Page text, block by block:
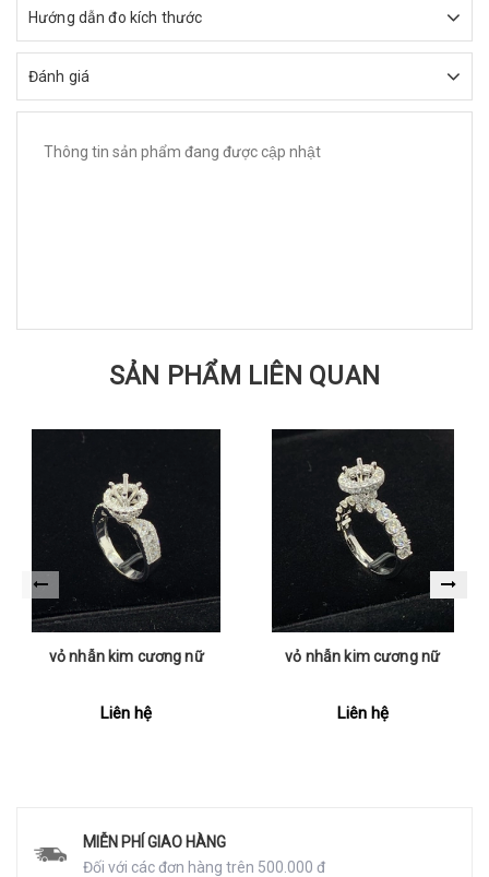
Hướng dẫn đo kích thước
Đánh giá
Thông tin sản phẩm đang được cập nhật
SẢN PHẨM LIÊN QUAN
vỏ nhẫn kim cương nữ
Liên hệ
vỏ nhẫn kim cương nữ
Liên hệ
MIỄN PHÍ GIAO HÀNG
Đối với các đơn hàng trên 500.000 đ